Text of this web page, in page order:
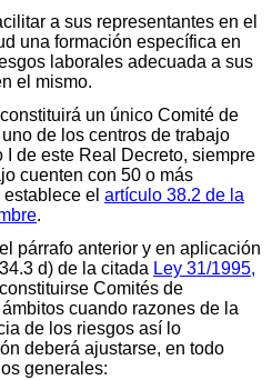
a sus representantes en el
una formación específica en
laborales adecuada a sus
el mismo.
un único Comité de
de los centros de trabajo
de este Real Decreto, siempre
cuenten con 50 o más
el artículo 38.2 de la
.
párrafo anterior y en aplicación
d) de la citada Ley 31/1995,
Comités de
cuando razones de la
de los riesgos así lo
deberá ajustarse, en todo
generales: